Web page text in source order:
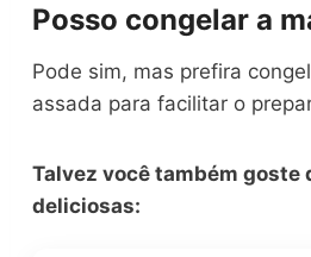
Posso congelar a
Pode sim, mas prefira
assada para facilitar o
Talvez você também goste
deliciosas: